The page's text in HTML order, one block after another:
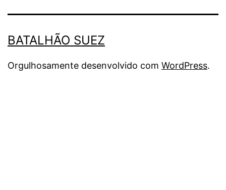
BATALHÃO SUEZ
Orgulhosamente desenvolvido com WordPress.